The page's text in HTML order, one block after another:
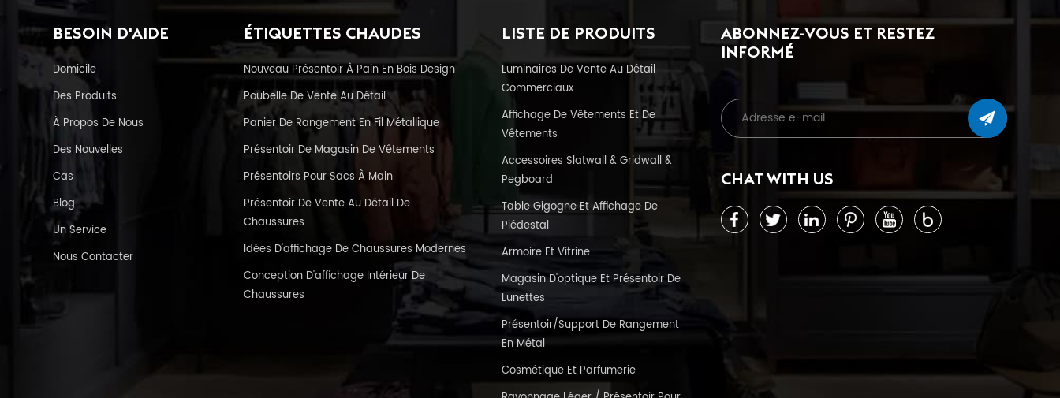
BESOIN D'AIDE
Domicile
Des Produits
À Propos De Nous
Des Nouvelles
Cas
Blog
Un Service
Nous Contacter
ÉTIQUETTES CHAUDES
Nouveau Présentoir À Pain En Bois Design
Poubelle De Vente Au Détail
Panier De Rangement En Fil Métallique
Présentoir De Magasin De Vêtements
Présentoirs Pour Sacs À Main
Présentoir De Vente Au Détail De
Chaussures
Idées D'affichage De Chaussures Modernes
Conception D'affichage Intérieur De
Chaussures
LISTE DE PRODUITS
Luminaires De Vente Au Détail
Commerciaux
Affichage De Vêtements Et De
Vêtements
Accessoires Slatwall & Gridwall &
Pegboard
Table Gigogne Et Affichage De
Piédestal
Armoire Et Vitrine
Magasin D'optique Et Présentoir De
Lunettes
Présentoir/support De Rangement
En Métal
Cosmétique Et Parfumerie
ABONNEZ-VOUS ET RESTEZ
INFORMÉ
CHAT WITH US